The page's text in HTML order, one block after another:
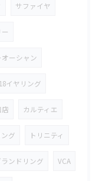
サファイヤ
ーシャン
イヤリング
店 カルティエ
グ トリニティ
ランドリング VCA